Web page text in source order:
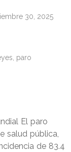
30, 2025
, paro
El paro
salud pública,
de 83.4